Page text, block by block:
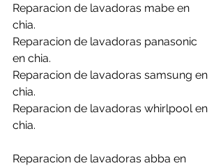
Reparacion de lavadoras mabe en
chia.
Reparacion de lavadoras panasonic
en chia.
Reparacion de lavadoras samsung en
chia.
Reparacion de lavadoras whirlpool en
chia.
Reparacion de lavadoras abba en